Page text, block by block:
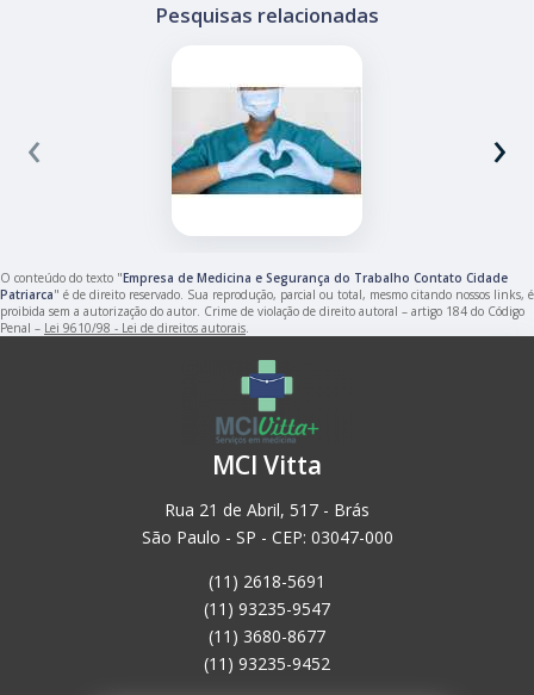
Pesquisas relacionadas
‹ ›
O conteúdo do texto "Empresa de Medicina e Segurança do Trabalho Contato Cidade
Patriarca" é de direito reservado. Sua reprodução, parcial ou total, mesmo citando nossos links, é
proibida sem a autorização do autor. Crime de violação de direito autoral – artigo 184 do Código
Penal – Lei 9610/98 - Lei de direitos autorais.
MCI Vitta
Rua 21 de Abril, 517 - Brás
São Paulo - SP - CEP: 03047-000
(11) 2618-5691
(11) 93235-9547
(11) 3680-8677
(11) 93235-9452